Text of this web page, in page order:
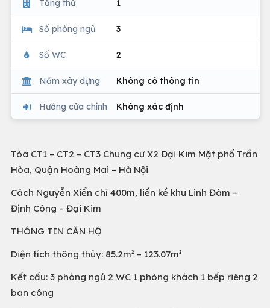
Tầng thứ 1
Số phòng ngủ 3
Số WC 2
Năm xây dựng Không có thông tin
Hướng cửa chính Không xác định
Tòa CT1 – CT2 – CT3 Chung cư X2 Đại Kim Mặt phố Trần
Hòa, Quận Hoàng Mai – Hà Nội
Cách Nguyễn Xiển chỉ 400m, liền kề khu Linh Đàm –
Định Công – Đại Kim
THÔNG TIN CĂN HỘ
Diện tích thông thủy: 85.2m² – 123.07m²
Kết cấu: 3 phòng ngủ 2 WC 1 phòng khách 1 bếp riêng 2
ban công